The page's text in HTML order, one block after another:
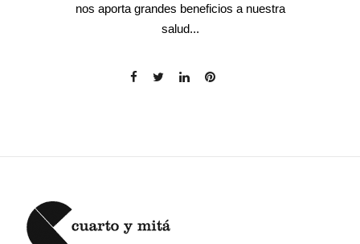
nos aporta grandes beneficios a nuestra
salud...